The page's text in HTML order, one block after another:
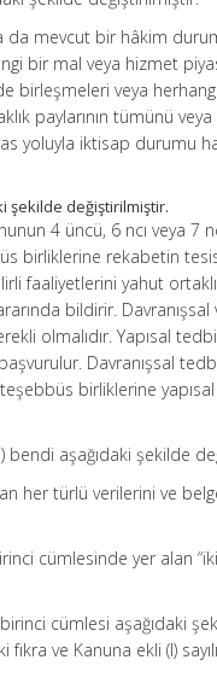
da mevcut bir hâkim
bir mal veya hizmet
birleşmeleri veya
paylarının tümünü veya
yoluyla iktisap durumu
şekilde değiştirilmiştir.
4 üncü, 6 ncı veya 7
birliklerine rekabetin
faaliyetlerini yahut
bildirir. Davranışsal
olmalıdır. Yapısal
Davranışsal
birliklerine
bendi aşağıdaki şekilde
her türlü verilerini ve
cümlesinde yer alan
cümlesi aşağıdaki
ve Kanuna ekli (I)